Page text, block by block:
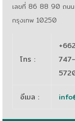
เลขที่ 86 88 90 ถนน
กรุงเทพ 10250
โทร :
อีเมล :